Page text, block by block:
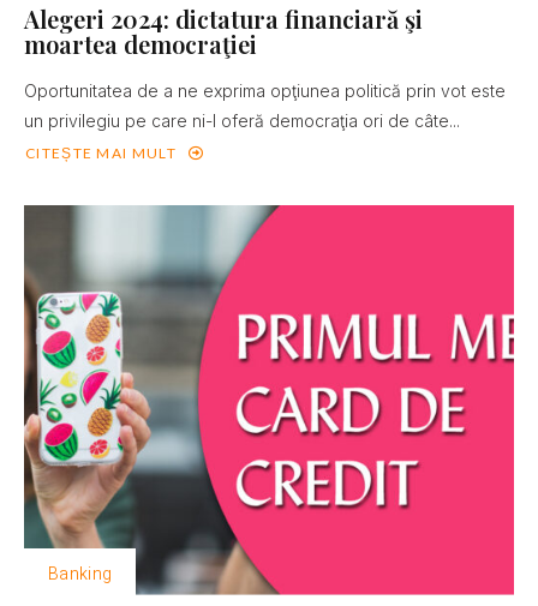
Alegeri 2024: dictatura financiară şi
moartea democraţiei
Oportunitatea de a ne exprima opţiunea politică prin vot este
un privilegiu pe care ni-l oferă democraţia ori de câte...
CITEȘTE MAI MULT
Banking